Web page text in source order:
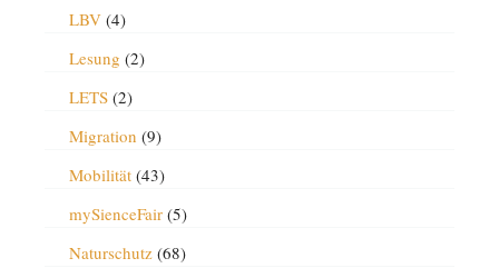
LBV(4)
Lesung (2)
LETS(2)
Migration (9)
Mobilität(43)
mySienceFair(5)
Naturschutz(68)